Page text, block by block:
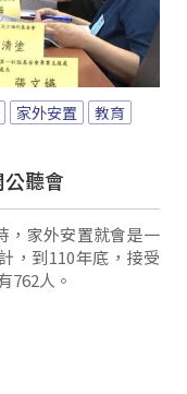
家外安置
教育
聽會
，家外安置就會是一
，到110年底，接受
762人。